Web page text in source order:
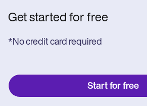
Get started for free
*No credit card required
Start for free